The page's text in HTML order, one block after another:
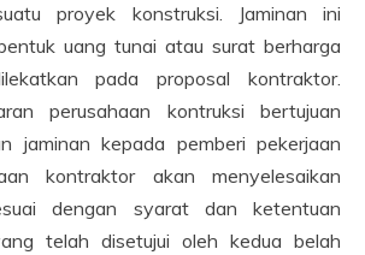
proyek konstruksi. Jaminan ini
uang tunai atau surat berharga
pada proposal kontraktor.
perusahaan kontruksi bertujuan
jaminan kepada pemberi pekerjaan
kontraktor akan menyelesaikan
dengan syarat dan ketentuan
telah disetujui oleh kedua belah